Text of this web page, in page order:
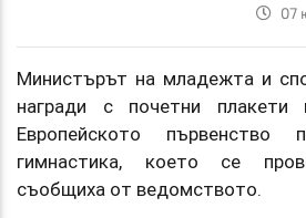
07
Министърът на младежта и
награди с почетни плакети
Европейското първенство
гимнастика, което се
съобщиха от ведомството.